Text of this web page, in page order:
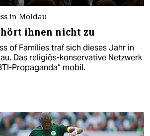
in Moldau
hört ihnen nicht zu
of Families traf sich dieses Jahr in
Das religiös-konservative Netzwerk
Propaganda“ mobil.